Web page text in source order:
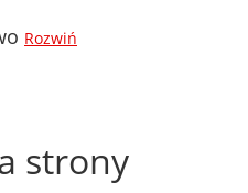
Rozwiń
strony